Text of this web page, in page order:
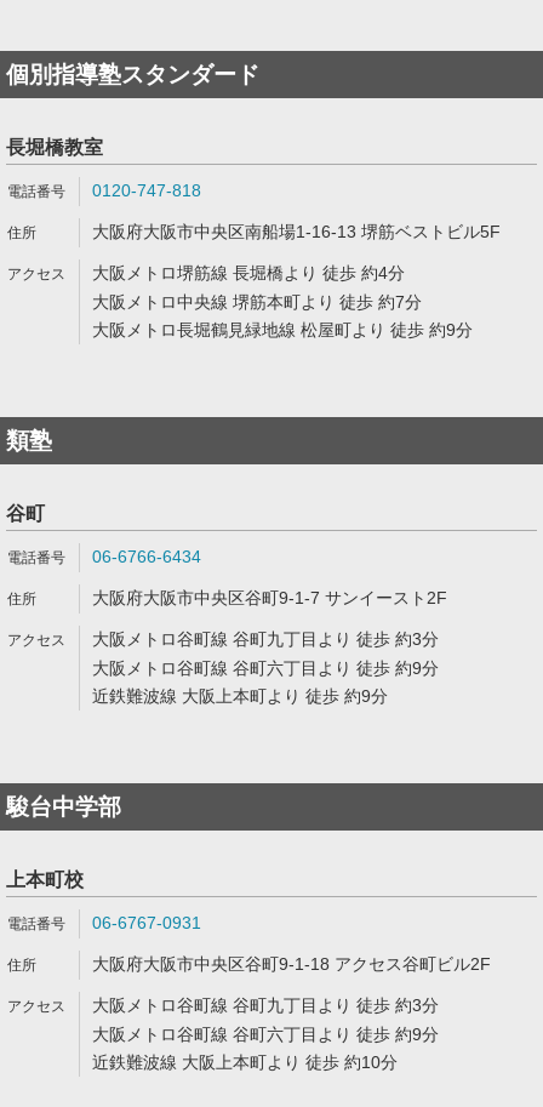
個別指導塾スタンダード
長堀橋教室
0120-747-818
大阪府大阪市中央区南船場1-16-13 堺筋ベストビル5F
大阪メトロ堺筋線 長堀橋より 徒歩 約4分
大阪メトロ中央線 堺筋本町より 徒歩 約7分
大阪メトロ長堀鶴見緑地線 松屋町より 徒歩 約9分
類塾
谷町
06-6766-6434
大阪府大阪市中央区谷町9-1-7 サンイースト2F
大阪メトロ谷町線 谷町九丁目より 徒歩 約3分
大阪メトロ谷町線 谷町六丁目より 徒歩 約9分
近鉄難波線 大阪上本町より 徒歩 約9分
駿台中学部
上本町校
06-6767-0931
大阪府大阪市中央区谷町9-1-18 アクセス谷町ビル2F
大阪メトロ谷町線 谷町九丁目より 徒歩 約3分
大阪メトロ谷町線 谷町六丁目より 徒歩 約9分
近鉄難波線 大阪上本町より 徒歩 約10分